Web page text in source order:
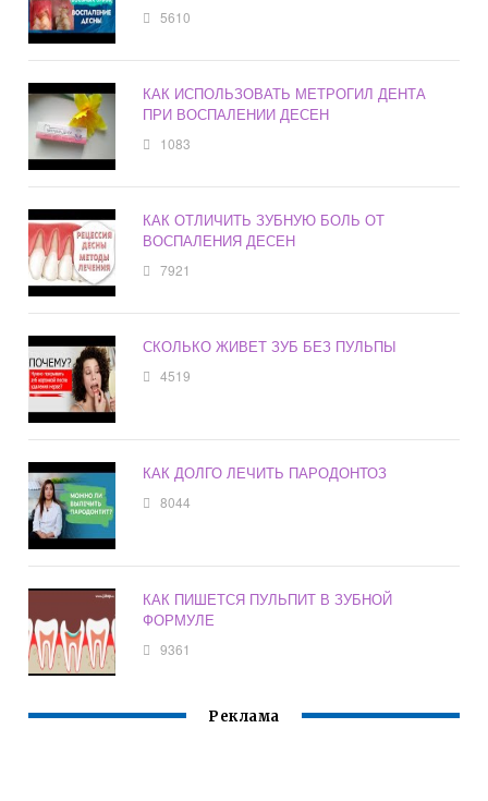
5610
КАК ИСПОЛЬЗОВАТЬ МЕТРОГИЛ ДЕНТА
ПРИ ВОСПАЛЕНИИ ДЕСЕН
1083
КАК ОТЛИЧИТЬ ЗУБНУЮ БОЛЬ ОТ
ВОСПАЛЕНИЯ ДЕСЕН
7921
СКОЛЬКО ЖИВЕТ ЗУБ БЕЗ ПУЛЬПЫ
4519
КАК ДОЛГО ЛЕЧИТЬ ПАРОДОНТОЗ
8044
КАК ПИШЕТСЯ ПУЛЬПИТ В ЗУБНОЙ
ФОРМУЛЕ
9361
Реклама